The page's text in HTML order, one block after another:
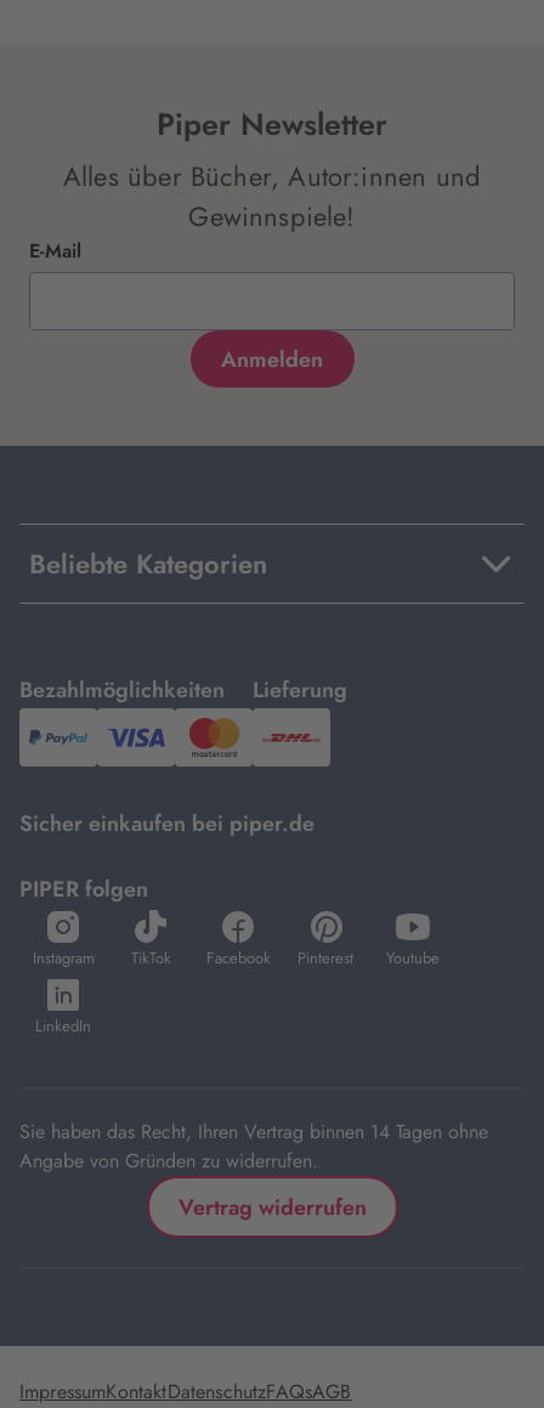
Piper Newsletter
Alles über Bücher, Autor:innen und
Gewinnspiele!
E-Mail
Beliebte Kategorien
Bezahlmöglichkeiten
mit
PayPal,Visa
und
Lieferung
mit
DHL.
Sicher einkaufen bei piper.de
PIPER folgen
Instagram
öffnet
in
neuem
Tab
TikTok
öffnet
in
Facebook
öffnet
in
Pinterest
öffnet
in
Youtube
öffnet
in
LinkedIn
öffnet
in
Sie haben das Recht, Ihren Vertrag binnen 14 Tagen ohne
Angabe von Gründen zu widerrufen.
Vertrag widerrufen
ImpressumKontaktDatenschutzFAQsAGB